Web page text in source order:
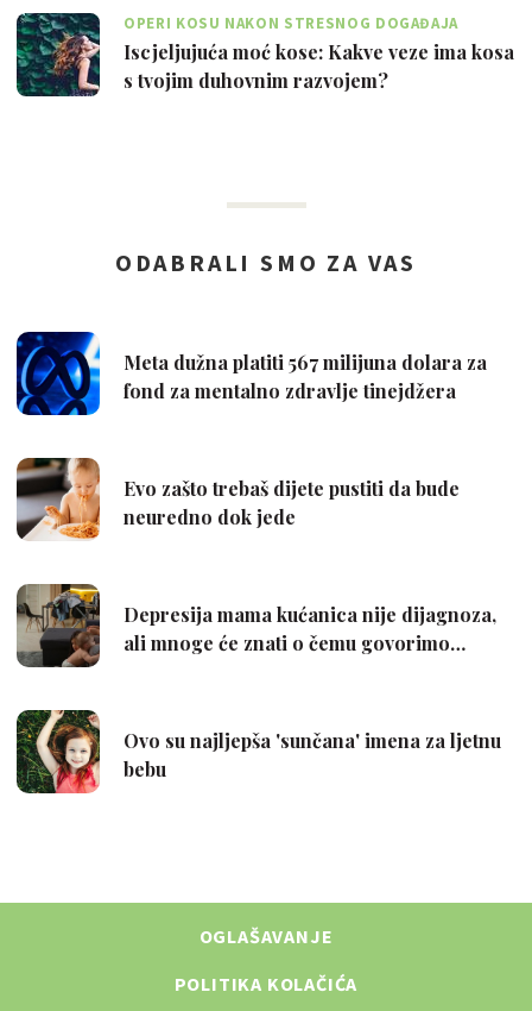
OPERI KOSU NAKON STRESNOG DOGAĐAJA
Iscjeljujuća moć kose: Kakve veze ima kosa
s tvojim duhovnim razvojem?
OGLAŠAVANJE
POLITIKA KOLAČIĆA